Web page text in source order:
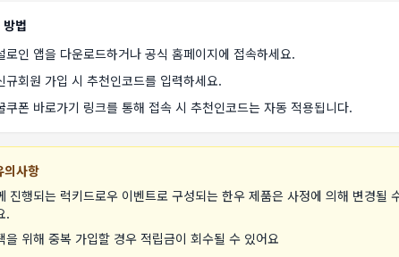
법
로인 앱을 다운로드하거나 공식 홈페이지에 접속하세요.
규회원 가입 시 추천인코드를 입력하세요.
쿠폰 바로가기 링크를 통해 접속 시 추천인코드는 자동 적용됩니다.
사항
진행되는 럭키드로우 이벤트로 구성되는 한우 제품은 사정에 의해 변경될
.
을 위해 중복 가입할 경우 적립금이 회수될 수 있어요